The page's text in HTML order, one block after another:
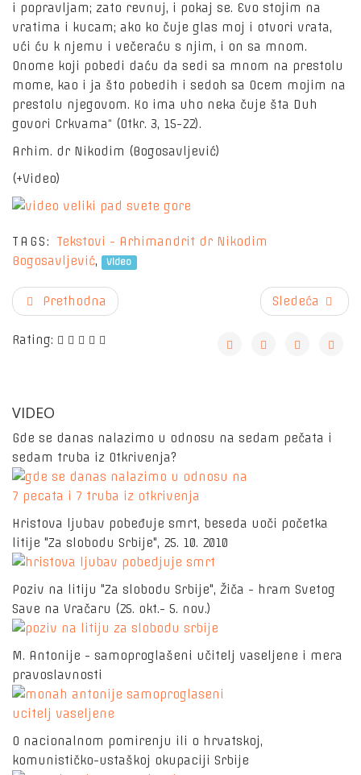
i popravljam; zato revnuj, i pokaj se. Evo stojim na
vratima i kucam; ako ko čuje glas moj i otvori vrata,
ući ću k njemu i večeraću s njim, i on sa mnom.
Onome koji pobedi daću da sedi sa mnom na prestolu
mome, kao i ja što pobedih i sedoh sa Ocem mojim na
prestolu njegovom. Ko ima uho neka čuje šta Duh
govori Crkvama“ (Otkr. 3, 15-22).
Arhim. dr Nikodim (Bogosavljević)
(+Video)
TAGS: Tekstovi - Arhimandrit dr Nikodim
Bogosavljević, Video
Prethodna Sledeća
Rating:
VIDEO
Gde se danas nalazimo u odnosu na sedam pečata i
sedam truba iz Otkrivenja?
Hristova ljubav pobeđuje smrt, beseda uoči početka
litije "Za slobodu Srbije", 25. 10. 2010
Poziv na litiju "Za slobodu Srbije", Žiča - hram Svetog
Save na Vračaru (25. okt.- 5. nov.)
M. Antonije - samoproglašeni učitelj vaseljene i mera
pravoslavnosti
O nacionalnom pomirenju ili o hrvatskoj,
komunističko-ustaškoj okupaciji Srbije